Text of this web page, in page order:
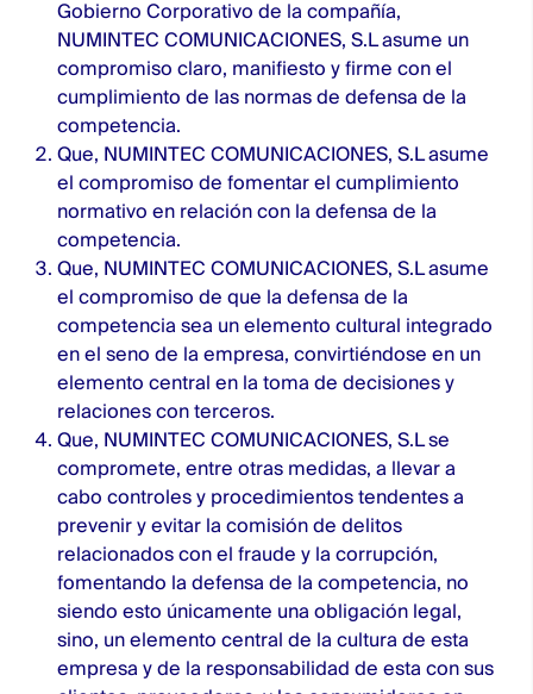
Gobierno Corporativo de la compañía,
NUMINTEC COMUNICACIONES, S.L asume un
compromiso claro, manifiesto y firme con el
cumplimiento de las normas de defensa de la
competencia.
Que, NUMINTEC COMUNICACIONES, S.L asume
el compromiso de fomentar el cumplimiento
normativo en relación con la defensa de la
competencia.
Que, NUMINTEC COMUNICACIONES, S.L asume
el compromiso de que la defensa de la
competencia sea un elemento cultural integrado
en el seno de la empresa, convirtiéndose en un
elemento central en la toma de decisiones y
relaciones con terceros.
Que, NUMINTEC COMUNICACIONES, S.L se
compromete, entre otras medidas, a llevar a
cabo controles y procedimientos tendentes a
prevenir y evitar la comisión de delitos
relacionados con el fraude y la corrupción,
fomentando la defensa de la competencia, no
siendo esto únicamente una obligación legal,
sino, un elemento central de la cultura de esta
empresa y de la responsabilidad de esta con sus